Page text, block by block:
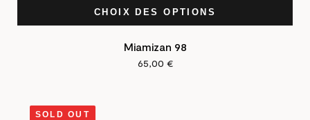
CHOIX DES OPTIONS
Miamizan 98
65,00 €
SOLD OUT